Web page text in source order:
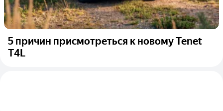
5 причин присмотреться к новому Tenet
T4L